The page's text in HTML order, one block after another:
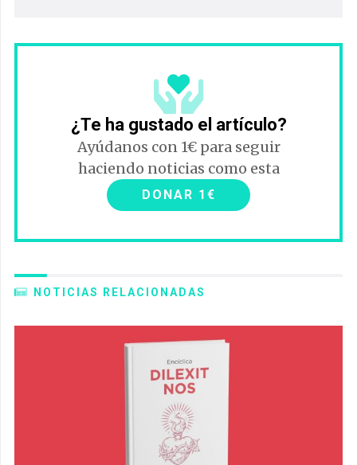
¿Te ha gustado el artículo?
Ayúdanos con 1€ para seguir
haciendo noticias como esta
DONAR 1€
NOTICIAS RELACIONADAS